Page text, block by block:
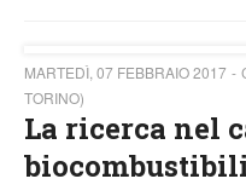
MARTEDÌ, 07 FEBBRAIO 2017
TORINO)
La ricerca nel